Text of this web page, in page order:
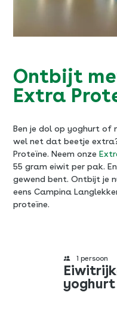
Ontbijt
Extra
Ben je dol op yoghurt of
wel net dat beetje
Proteïne. Neem onze
55 gram eiwit per pak.
gewend bent. Ontbijt je
eens Campina
proteïne.
Overnight
pindakaas,